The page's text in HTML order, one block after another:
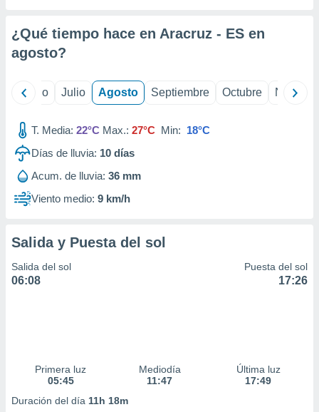
e
de
¿Qué tiempo hace en Aracruz - ES en
agosto?
Junio Julio Agosto Septiembre Octubre
T. Media: 22°C Max.: 27°C Min: 18°C
Días de lluvia: 10 días
Acum. de lluvia: 36 mm
Viento medio: 9 km/h
Salida y Puesta del sol
Salida del sol
06:08
Puesta del sol
17:26
Primera luz
05:45
Mediodía
11:47
Última luz
17:49
Duración del día 11h 18m